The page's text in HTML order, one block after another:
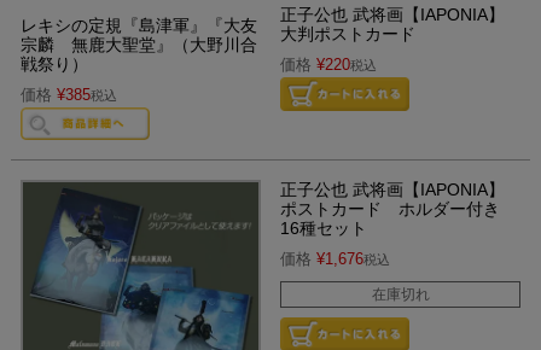
レキシの定規『島津軍』『大友
宗麟 無鹿大聖堂』（大野川合
戦祭り）
価格 ¥385税込
正子公也 武将画【IAPONIA】
大判ポストカード
価格 ¥220税込
正子公也 武将画【IAPONIA】
ポストカード ホルダー付き
16種セット
価格 ¥1,676税込
在庫切れ